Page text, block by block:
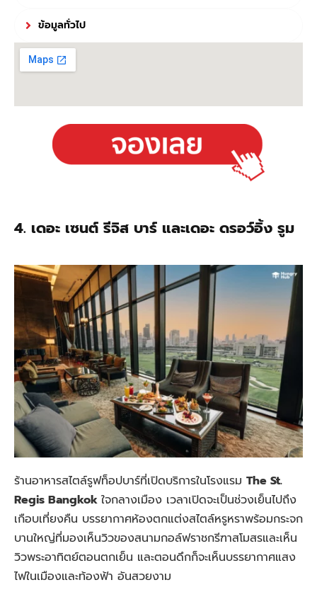
ข้อมูลทั่วไป
4. เดอะ เซนต์ รีจิส บาร์ และเดอะ ดรอว์อิ้ง รูม
ร้านอาหารสไตล์รูฟท็อปบาร์ที่เปิดบริการในโรงแรม The St.
Regis Bangkok ใจกลางเมือง เวลาเปิดจะเป็นช่วงเย็นไปถึง
เกือบเที่ยงคืน บรรยากาศห้องตกแต่งสไตล์หรูหราพร้อมกระจก
บานใหญ่ที่มองเห็นวิวของสนามกอล์ฟราชกรีฑาสโมสรและเห็น
วิวพระอาทิตย์ตอนตกเย็น และตอนดึกก็จะเห็นบรรยากาศแสง
ไฟในเมืองและท้องฟ้า อันสวยงาม